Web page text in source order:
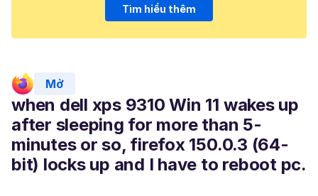
Tìm hiểu thêm
Mở
when dell xps 9310 Win 11 wakes up
after sleeping for more than 5-
minutes or so, firefox 150.0.3 (64-
bit) locks up and I have to reboot pc.